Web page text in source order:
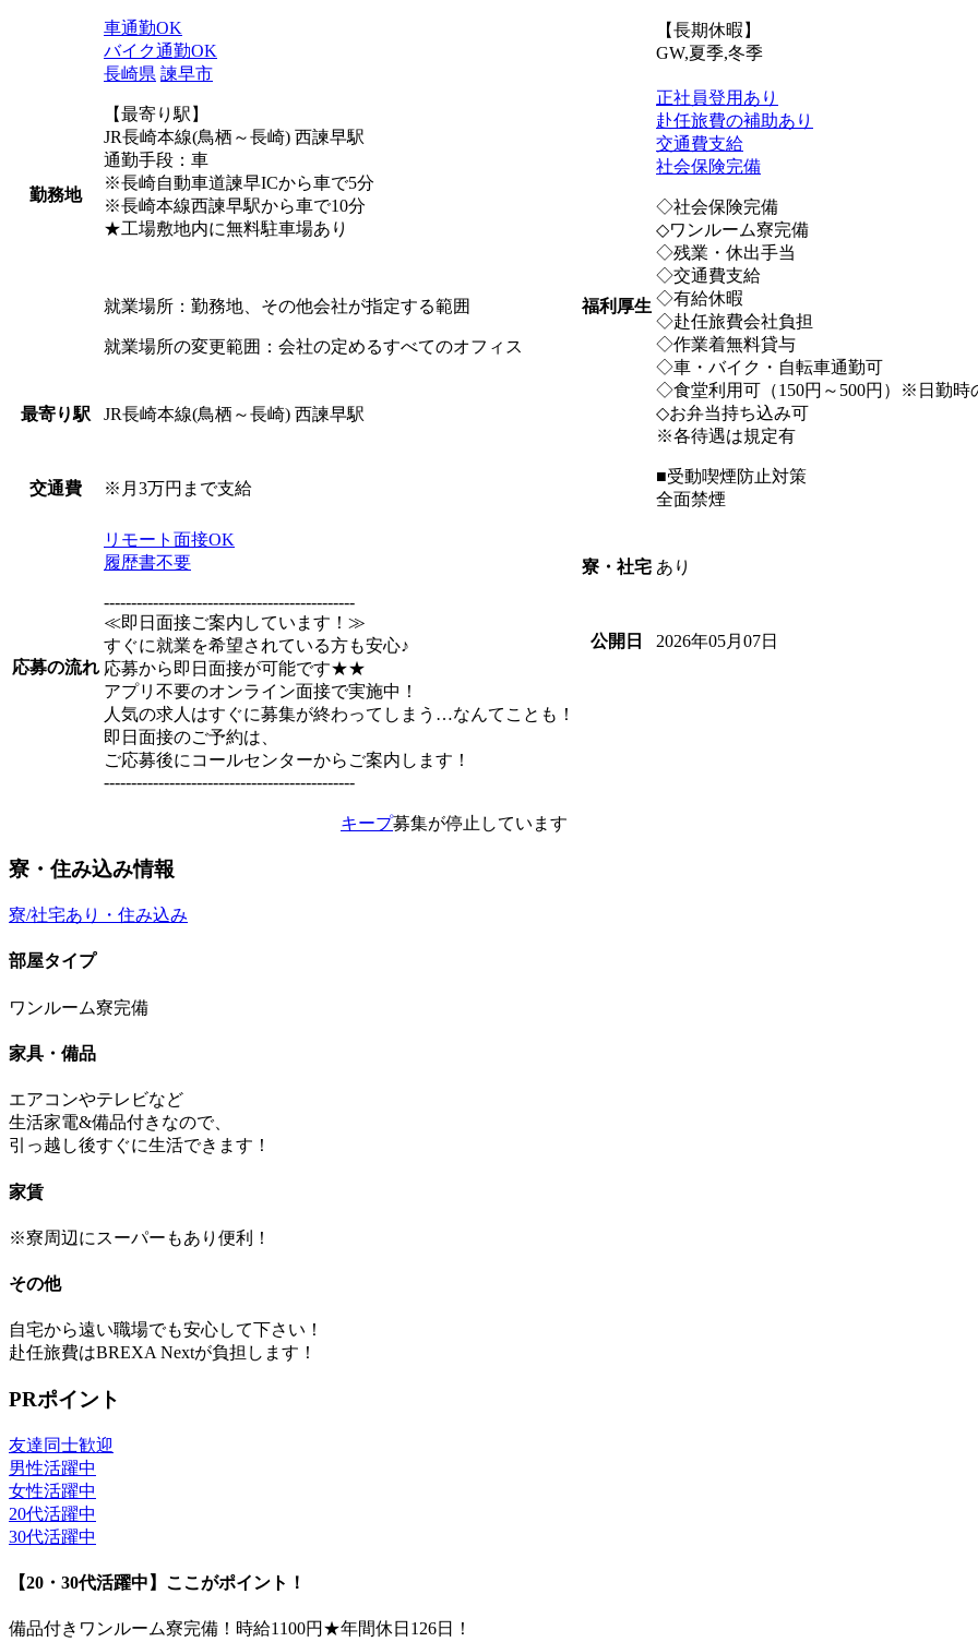
勤務地
車通勤OK
バイク通勤OK
長崎県 諫早市
【最寄り駅】
JR長崎本線(鳥栖～長崎) 西諫早駅
通勤手段：車
※長崎自動車道諫早ICから車で5分
※長崎本線西諫早駅から車で10分
★工場敷地内に無料駐車場あり
就業場所：勤務地、その他会社が指定する範囲
就業場所の変更範囲：会社の定めるすべてのオフィス
最寄り駅 JR長崎本線(鳥栖～長崎) 西諫早駅
交通費 ※月3万円まで支給
応募の流れ
リモート面接OK
履歴書不要
----------------------------------------------
≪即日面接ご案内しています！≫
すぐに就業を希望されている方も安心♪
応募から即日面接が可能です★★
アプリ不要のオンライン面接で実施中！
人気の求人はすぐに募集が終わってしまう…なんてことも！
即日面接のご予約は、
ご応募後にコールセンターからご案内します！
----------------------------------------------
【長期休暇】
GW,夏季,冬季
福利厚生
正社員登用あり
赴任旅費の補助あり
交通費支給
社会保険完備
◇社会保険完備
◇ワンルーム寮完備
◇残業・休出手当
◇交通費支給
◇有給休暇
◇赴任旅費会社負担
◇作業着無料貸与
◇車・バイク・自転車通勤可
◇食堂利用可（150円～500円）※日勤時
◇お弁当持ち込み可
※各待遇は規定有
■受動喫煙防止対策
全面禁煙
寮・社宅 あり
公開日 2026年05月07日
キープ募集が停止しています
寮・住み込み情報
寮/社宅あり・住み込み
部屋タイプ
ワンルーム寮完備
家具・備品
エアコンやテレビなど
生活家電&備品付きなので、
引っ越し後すぐに生活できます！
家賃
※寮周辺にスーパーもあり便利！
その他
自宅から遠い職場でも安心して下さい！
赴任旅費はBREXA Nextが負担します！
PRポイント
友達同士歓迎
男性活躍中
女性活躍中
20代活躍中
30代活躍中
【20・30代活躍中】ここがポイント！
備品付きワンルーム寮完備！時給1100円★年間休日126日！